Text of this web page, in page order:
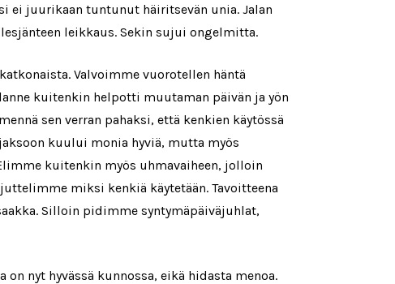
ei juurikaan tuntunut häiritsevän unia. Jalan
leikkaus. Sekin sujui ongelmitta.
Valvoimme vuorotellen häntä
kuitenkin helpotti muutaman päivän ja yön
sen verran pahaksi, että kenkien käytössä
kuului monia hyviä, mutta myös
kuitenkin myös uhmavaiheen, jolloin
miksi kenkiä käytetään. Tavoitteena
Silloin pidimme syntymäpäiväjuhlat,
nyt hyvässä kunnossa, eikä hidasta menoa.